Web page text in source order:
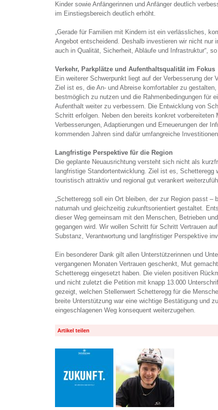
Kinder sowie Anfängerinnen und Anfänger deutlich
im Einstiegsbereich deutlich erhöht.
„Gerade für Familien mit Kindern ist ein verlässliches,
Angebot entscheidend. Deshalb investieren wir nicht nur
auch in Qualität, Sicherheit, Abläufe und Infrastruktur“,
Verkehr, Parkplätze und Aufenthaltsqualität im Fokus
Ein weiterer Schwerpunkt liegt auf der Verbesserung der
Ziel ist es, die An- und Abreise komfortabler zu
bestmöglich zu nutzen und die Rahmenbedingungen für
Aufenthalt weiter zu verbessern. Die Entwicklung von
Schritt erfolgen. Neben den bereits konkret vorbereiteten
Verbesserungen, Adaptierungen und Erneuerungen der
kommenden Jahren sind dafür umfangreiche
Langfristige Perspektive für die Region
Die geplante Neuausrichtung versteht sich nicht als
langfristige Standortentwicklung. Ziel ist es, Schetteregg
touristisch attraktiv und regional gut verankert
„Schetteregg soll ein Ort bleiben, der zur Region passt –
naturnah und gleichzeitig zukunftsorientiert gestaltet.
dieser Weg gemeinsam mit den Menschen, Betrieben
gegangen wird. Wir wollen Schritt für Schritt Vertrauen
Substanz, Verantwortung und langfristiger Perspektive
Ein besonderer Dank gilt allen Unterstützerinnen und
vergangenen Monaten Vertrauen geschenkt, Mut
Schetteregg eingesetzt haben. Die vielen positiven
und nicht zuletzt die Petition mit knapp 13.000
gezeigt, welchen Stellenwert Schetteregg für die
breite Unterstützung war eine wichtige Bestätigung und
eingeschlagenen Weg konsequent weiterzugehen.
Artikel teilen